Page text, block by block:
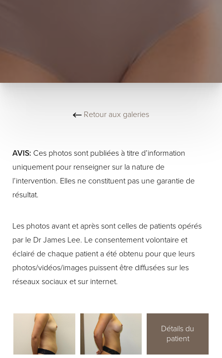
Retour aux galeries
AVIS: Ces photos sont publiées à titre d’information
uniquement pour renseigner sur la nature de
l’intervention. Elles ne constituent pas une garantie de
résultat.
Les photos avant et après sont celles de patients opérés
par le Dr James Lee. Le consentement volontaire et
éclairé de chaque patient a été obtenu pour que leurs
photos/vidéos/images puissent être diffusées sur les
réseaux sociaux et sur internet.
Détails du
patient